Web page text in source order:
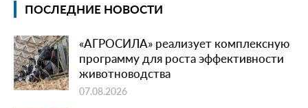
ПОСЛЕДНИЕ НОВОСТИ
«АГРОСИЛА» реализует комплексную
программу для роста эффективности
животноводства
07.08.2026